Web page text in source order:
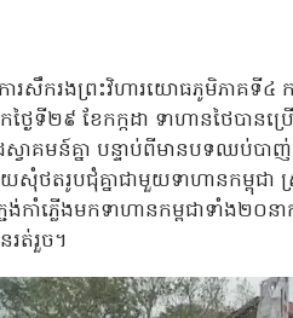
ការសឹករងព្រះវិហារយោធភូមិភាគទី
ងៃទី២៩ ខែកក្កដា ទាហានថៃបា
ស្វាគមន៍គ្នា បន្ទាប់ពីមានបទឈ
តរូបជុំគ្នាជាមួយទាហានកម្ពុជា ស្
កាំភ្លើងមកទាហានកម្ពជាទាំង២០ន
រត់រួច។